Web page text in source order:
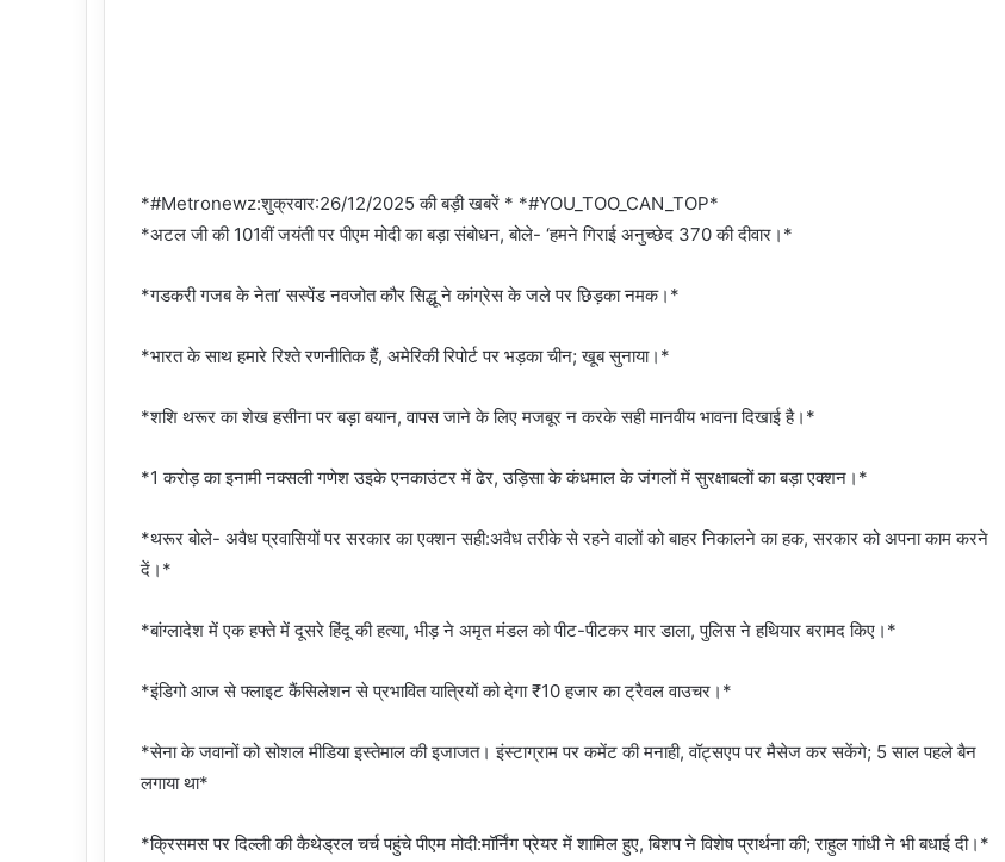
*#Metronewz:शुक्रवार:26/12/2025 की बड़ी खबरें * *#YOU_TOO_CAN_TOP*
*अटल जी की 101वीं जयंती पर पीएम मोदी का बड़ा संबोधन, बोले- ‘हमने गिराई अनुच्छेद 370 की दीवार।*
*गडकरी गजब के नेता’ सस्पेंड नवजोत कौर सिद्धू ने कांग्रेस के जले पर छिड़का नमक।*
*भारत के साथ हमारे रिश्ते रणनीतिक हैं, अमेरिकी रिपोर्ट पर भड़का चीन; खूब सुनाया।*
*शशि थरूर का शेख हसीना पर बड़ा बयान, वापस जाने के लिए मजबूर न करके सही मानवीय भावना दिखाई है।*
*1 करोड़ का इनामी नक्सली गणेश उइके एनकाउंटर में ढेर, उड़िसा के कंधमाल के जंगलों में सुरक्षाबलों का बड़ा एक्शन।*
*थरूर बोले- अवैध प्रवासियों पर सरकार का एक्शन सही:अवैध तरीके से रहने वालों को बाहर निकालने का हक, सरकार को अपना काम करने
दें।*
*बांग्लादेश में एक हफ्ते में दूसरे हिंदू की हत्या, भीड़ ने अमृत मंडल को पीट-पीटकर मार डाला, पुलिस ने हथियार बरामद किए।*
*इंडिगो आज से फ्लाइट कैंसिलेशन से प्रभावित यात्रियों को देगा ₹10 हजार का ट्रैवल वाउचर।*
*सेना के जवानों को सोशल मीडिया इस्तेमाल की इजाजत। इंस्टाग्राम पर कमेंट की मनाही, वॉट्सएप पर मैसेज कर सकेंगे; 5 साल पहले बैन
लगाया था*
*क्रिसमस पर दिल्ली की कैथेड्रल चर्च पहुंचे पीएम मोदी:मॉर्निंग प्रेयर में शामिल हुए, बिशप ने विशेष प्रार्थना की; राहुल गांधी ने भी बधाई दी।*